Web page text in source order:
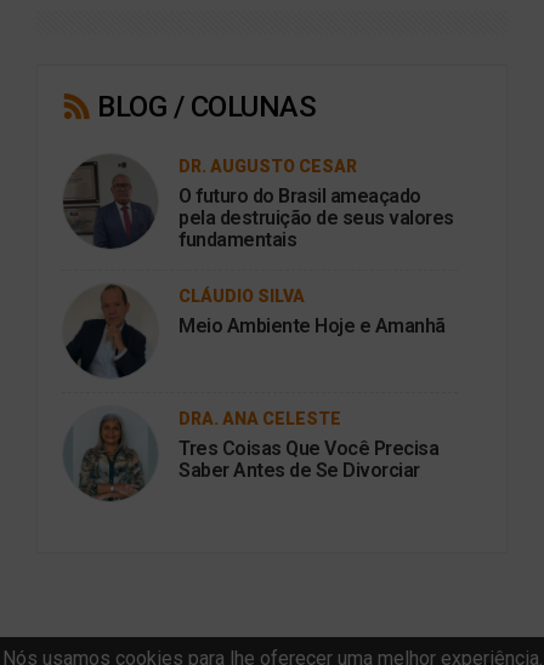
Nós usamos cookies para lhe oferecer uma melhor experiência.
BLOG / COLUNAS
DR. AUGUSTO CESAR
O futuro do Brasil ameaçado
pela destruição de seus valores
fundamentais
CLÁUDIO SILVA
Meio Ambiente Hoje e Amanhã
DRA. ANA CELESTE
Tres Coisas Que Você Precisa
Saber Antes de Se Divorciar